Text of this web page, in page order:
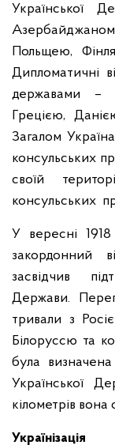
Української
Польщею,
Дипломатичні
державами –
Грецією,
Загалом
консульських
своїй
консульських
У вересні
закордонний
засвідчив
Держави.
тривали з
Білоруссю та
була
Української
кілометрів
Українізація